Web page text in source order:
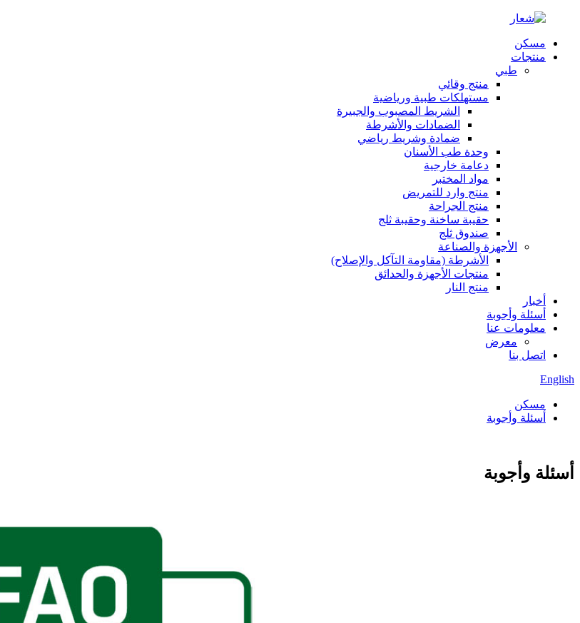
مسكن
منتجات
طبي
منتج وقائي
مستهلكات طبية ورياضية
الشريط المصبوب والجبيرة
الضمادات والأشرطة
ضمادة وشريط رياضي
وحدة طب الأسنان
دعامة خارجية
مواد المختبر
منتج وارد للتمريض
منتج الجراحة
حقيبة ساخنة وحقيبة ثلج
صندوق ثلج
الأجهزة والصناعة
الأشرطة (مقاومة التآكل والإصلاح)
منتجات الأجهزة والحدائق
منتج النار
أخبار
أسئلة وأجوبة
معلومات عنا
معرض
اتصل بنا
English
مسكن
أسئلة وأجوبة
أسئلة وأجوبة